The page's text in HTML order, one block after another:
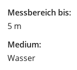
Messbereich bis:
5 m
Medium:
Wasser